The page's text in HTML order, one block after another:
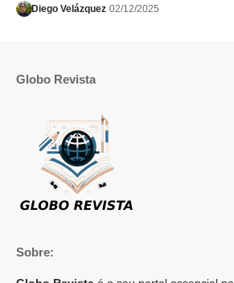
Diego Velázquez 02/12/2025
Globo Revista
Sobre: